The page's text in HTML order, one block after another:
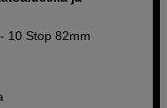
10 Stop 82mm